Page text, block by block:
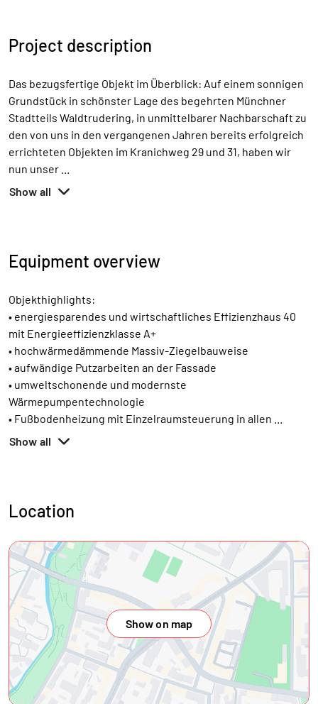
Project description
Das bezugsfertige Objekt im Überblick: Auf einem sonnigen
Grundstück in schönster Lage des begehrten Münchner
Stadtteils Waldtrudering, in unmittelbarer Nachbarschaft zu
den von uns in den vergangenen Jahren bereits erfolgreich
errichteten Objekten im Kranichweg 29 und 31, haben wir
nun unser
Show all
Equipment overview
Objekthighlights:
• energiesparendes und wirtschaftliches Effizienzhaus 40
mit Energieeffizienzklasse A+
• hochwärmedämmende Massiv-Ziegelbauweise
• aufwändige Putzarbeiten an der Fassade
• umweltschonende und modernste
Wärmepumpentechnologie
• Fußbodenheizung mit Einzelraumsteuerung in allen
Show all
Location
Show on map